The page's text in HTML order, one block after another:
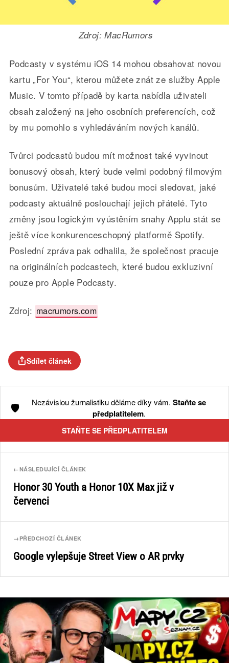
Zdroj: MacRumors
Podcasty v systému iOS 14 mohou obsahovat novou
kartu „For You“, kterou můžete znát ze služby Apple
Music. V tomto případě by karta nabídla uživateli
obsah založený na jeho osobních preferencích, což
by mu pomohlo s vyhledáváním nových kanálů.
Tvůrci podcastů budou mít možnost také vyvinout
bonusový obsah, který bude velmi podobný filmovým
bonusům. Uživatelé také budou moci sledovat, jaké
podcasty aktuálně poslouchají jejich přátelé. Tyto
změny jsou logickým vyústěním snahy Applu stát se
ještě více konkurenceschopný platformě Spotify.
Poslední zpráva pak odhalila, že společnost pracuje
na originálních podcastech, které budou exkluzivní
pouze pro Apple Podcasty.
Zdroj: macrumors.com
Sdílet článek
🛡️ Nezávislou žurnalistiku děláme díky vám. Staňte se
předplatitelem.
STAŇTE SE PŘEDPLATITELEM
←NÁSLEDUJÍCÍ ČLÁNEK
Honor 30 Youth a Honor 10X Max již v
červenci
→ PŘEDCHOZÍ ČLÁNEK
Google vylepšuje Street View o AR prvky